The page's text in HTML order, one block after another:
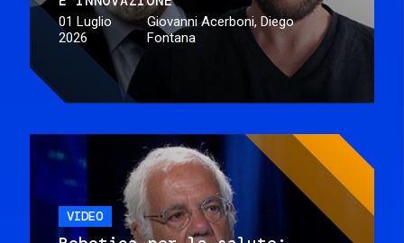
01 Luglio
2026
Giovanni Acerboni, Diego
Fontana
VIDEO